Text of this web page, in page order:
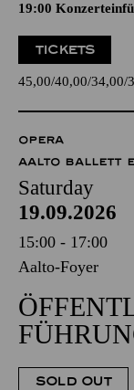
19:00
TICKETS
45,00 40,00 34,00
OPERA
AALTO BALLETT
Saturday
19.09.2026
15:00 - 17:00
Aalto-Foyer
SOLD OUT